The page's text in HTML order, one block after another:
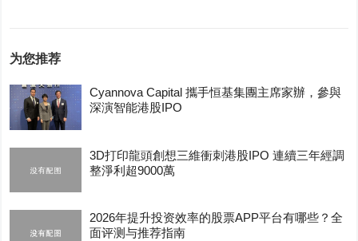
为您推荐
Cyannova Capital 攜手恒基集團主席家辦，參與
深演智能港股IPO
3D打印龍頭創想三維衝刺港股IPO 連續三年經調
整淨利超9000萬
2026年提升投资效率的股票APP平台有哪些？全
面评测与推荐指南